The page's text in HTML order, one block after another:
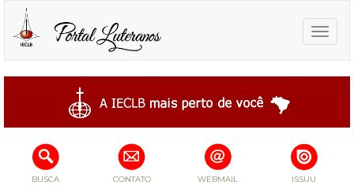
Toggle
BUSCA CONTATO WEBMAIL ISSUU